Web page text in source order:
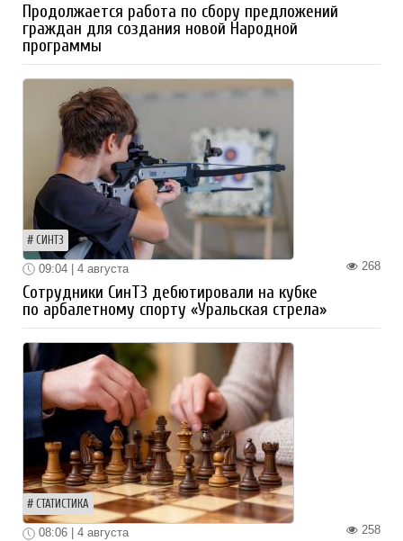
Продолжается работа по сбору предложений
граждан для создания новой Народной
программы
СИНТЗ
268
09:04 | 4 августа
Сотрудники СинТЗ дебютировали на кубке
по арбалетному спорту «Уральская стрела»
СТАТИСТИКА
258
08:06 | 4 августа